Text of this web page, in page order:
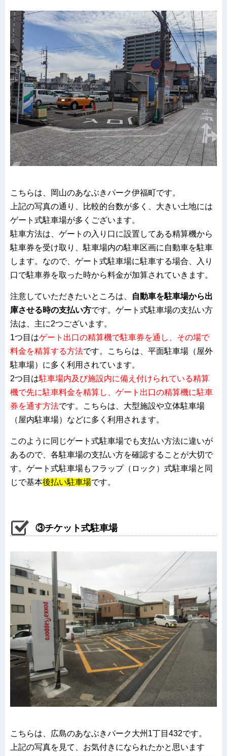
こちらは、岡山のあなぶきパーク伊福町です。
上記の写真の通り、比較的台数が多く、大きい土地には
ゲート式駐車場が多くございます。
駐車方法は、ゲートの入り口に設置してある精算機から
駐車券を受け取り、駐車場内の駐車区画に自動車を駐車
します。なので、ゲート式駐車場に駐車する場合、入り
口で駐車券を取った時から料金が加算されていきます。
注意していただきたいところは、
自動車を駐車場から出
庫させる時の支払い方です。 ゲート式駐車場の支払い方
法は、主に2つございます。
1つ目はゲート出口の精算機で駐車券を通し、その場で
料金を精算する方法です。こちらは、平面駐車場（屋外
駐車場）に多く利用されています。
2つ目は駐車場内及び施設内に備え付けられている精算
機で先に駐車料金を精算し、ゲート出口の精算機に駐車
券を通す方法です。こちらは、大型施設や立体駐車場
（屋内駐車場）などに多く利用されます。
このように同じゲート式駐車場でも支払い方法に違いが
あるので、各駐車場の支払い方を確認することが大切で
す。ゲート式駐車場もフラップ（ロック）式駐車場と同
じで基本後払い駐車場です。
③チケット式駐車場
こちらは、広島のあなぶきパーク大州1丁目432です。
上記の写真を見て、お気付きになられたかと思います